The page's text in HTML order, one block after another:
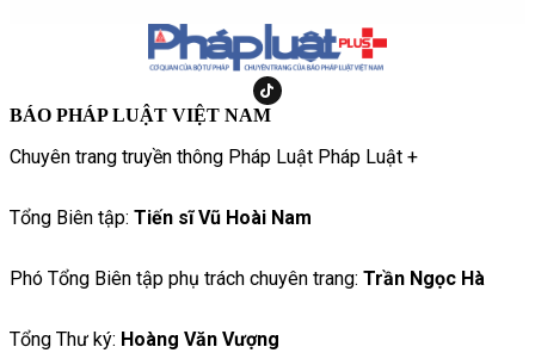
BÁO PHÁP LUẬT VIỆT NAM
Chuyên trang truyền thông Pháp Luật Pháp Luật +
Tổng Biên tập: Tiến sĩ Vũ Hoài Nam
Phó Tổng Biên tập phụ trách chuyên trang: Trần Ngọc Hà
Tổng Thư ký: Hoàng Văn Vượng